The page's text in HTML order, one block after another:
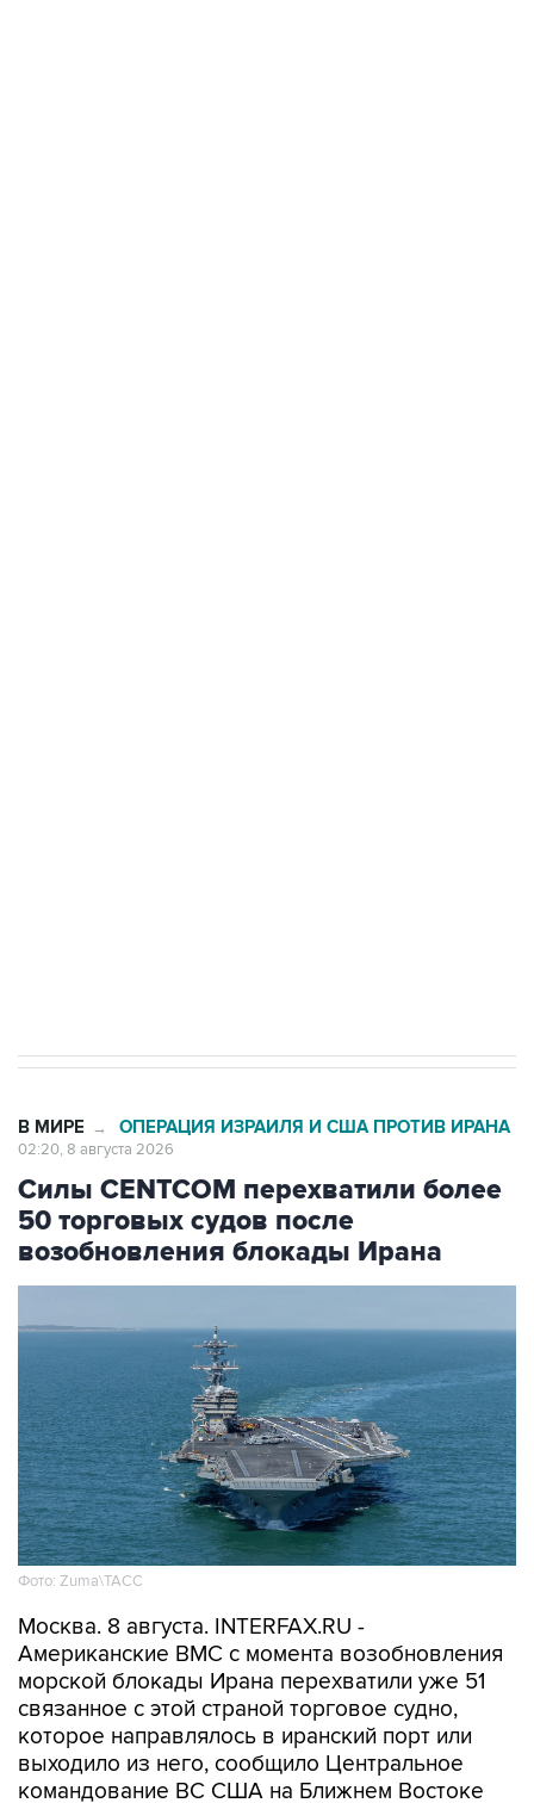
В МИРЕ → ОПЕРАЦИЯ ИЗРАИЛЯ И США ПРОТИВ ИРАНА
02:20, 8 августа 2026
Силы CENTCOM перехватили более
50 торговых судов после
возобновления блокады Ирана
Фото: Zuma\ТАСС
Москва. 8 августа. INTERFAX.RU -
Американские ВМС с момента возобновления
морской блокады Ирана перехватили уже 51
связанное с этой страной торговое судно,
которое направлялось в иранский порт или
выходило из него, сообщило Центральное
командование ВС США на Ближнем Востоке